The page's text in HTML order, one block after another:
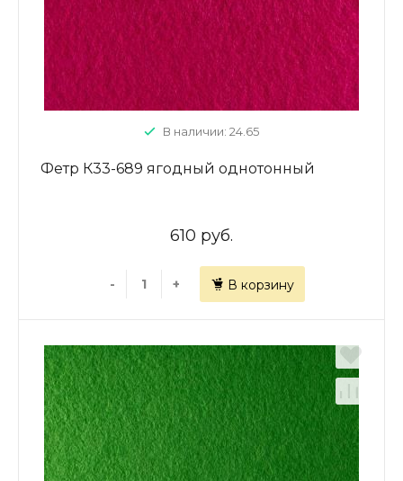
В наличии: 24.65
Фетр К33-689 ягодный однотонный
610 руб.
- + В корзину